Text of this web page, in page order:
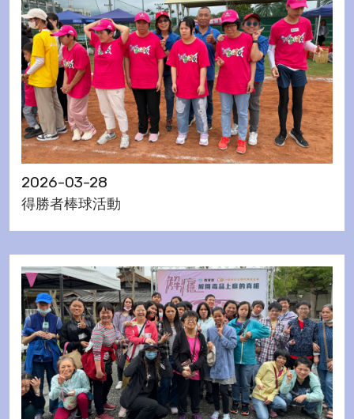
2026-03-28
得勝者棒球活動